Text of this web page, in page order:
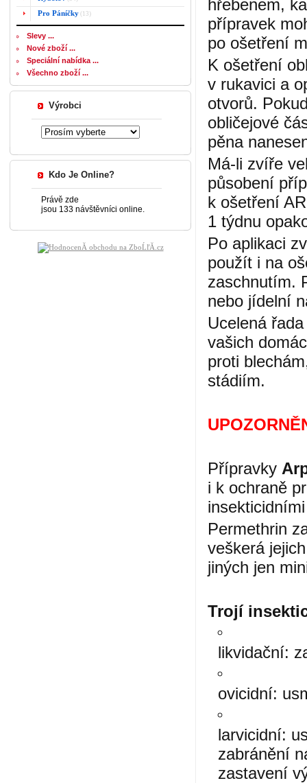
Pro Páníčky (13)
Slevy ...
Nové zboží ...
Speciální nabídka ...
Všechno zboží ...
Výrobci
Kdo Je Online?
Právě zde
jsou 133 návštěvníci online.
hřebenem,
přípravek
po ošetření
K ošetření
v rukavici a
otvorů.
obličejové
pěna
Má-li zvíře
působení
k ošetření
1 týdnu
Po aplikaci
použít i na
zaschnutím.
nebo jídelní
Ucelená
vašich
proti
stádiím.
Přípravky
i k ochraně
Permethrin
veškerá
jiných jen
Trojí
likvidační:
ovicidní:
larvicidní:
zabránění
zastavení